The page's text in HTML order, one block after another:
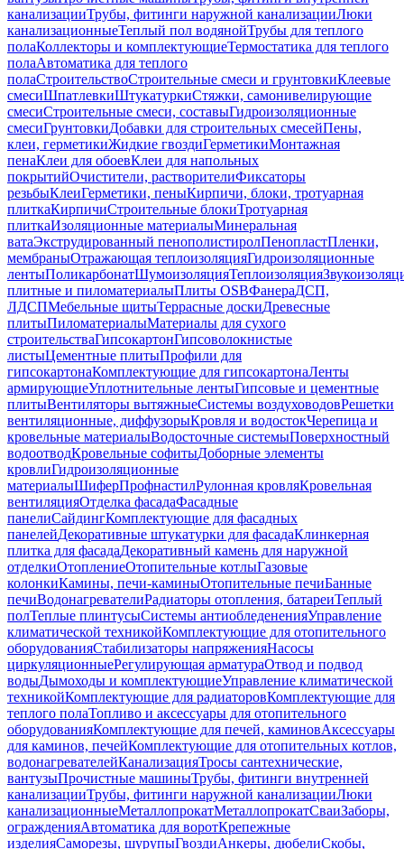
канализацииТрубы, фитинги наружной канализацииЛюки
канализационныеТеплый пол водянойТрубы для теплого
полаКоллекторы и комплектующиеТермостатика для теплого
полаАвтоматика для теплого
полаСтроительствоСтроительные смеси и грунтовкиКлеевые
смесиШпатлевкиШтукатуркиСтяжки, самонивелирующие
смесиСтроительные смеси, составыГидроизоляционные
смесиГрунтовкиДобавки для строительных смесейПены,
клеи, герметикиЖидкие гвоздиГерметикиМонтажная
пенаКлеи для обоевКлеи для напольных
покрытийОчистители, растворителиФиксаторы
резьбыКлеиГерметики, пеныКирпичи, блоки, тротуарная
плиткаКирпичиСтроительные блокиТротуарная
плиткаИзоляционные материалыМинеральная
ватаЭкструдированный пенополистиролПенопластПленки,
мембраныОтражающая теплоизоляцияГидроизоляционные
лентыПоликарбонатШумоизоляцияТеплоизоляция
плитные и пиломатериалыПлиты OSBФанераДСП,
ЛДСПМебельные щитыТеррасные доскиДревесные
плитыПиломатериалыМатериалы для сухого
строительстваГипсокартонГипсоволокнистые
листыЦементные плитыПрофили для
гипсокартонаКомплектующие для гипсокартонаЛенты
армирующиеУплотнительные лентыГипсовые и цементные
плитыВентиляторы вытяжныеСистемы воздуховодовРешетки
вентиляционные, диффузорыКровля и водостокЧерепица и
кровельные материалыВодосточные системыПоверхностный
водоотводКровельные софитыДоборные элементы
кровлиГидроизоляционные
материалыШиферПрофнастилРулонная кровляКровельная
вентиляцияОтделка фасадаФасадные
панелиСайдингКомплектующие для фасадных
панелейДекоративные штукатурки для фасадаКлинкерная
плитка для фасадаДекоративный камень для наружной
отделкиОтоплениеОтопительные котлыГазовые
колонкиКамины, печи-каминыОтопительные печиБанные
печиВодонагревателиРадиаторы отопления, батареиТеплый
полТеплые плинтусыСистемы антиобледененияУправление
климатической техникойКомплектующие для отопительного
оборудованияСтабилизаторы напряженияНасосы
циркуляционныеРегулирующая арматураОтвод и подвод
водыДымоходы и комплектующиеУправление климатической
техникойКомплектующие для радиаторовКомплектующие для
теплого полаТопливо и аксессуары для отопительного
оборудованияКомплектующие для печей, каминовАксессуары
для каминов, печейКомплектующие для отопительных котлов,
водонагревателейКанализацияТросы сантехнические,
вантузыПрочистные машиныТрубы, фитинги внутренней
канализацииТрубы, фитинги наружной канализацииЛюки
канализационныеМеталлопрокатМеталлопрокатСваиЗаборы,
огражденияАвтоматика для воротКрепежные
изделияСаморезы, шурупыГвоздиАнкеры, дюбелиСкобы,